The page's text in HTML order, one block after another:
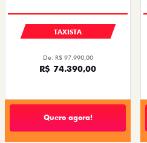
TAXISTA
De: R$ 97.990,00
R$ 74.390,00
Quero agora!